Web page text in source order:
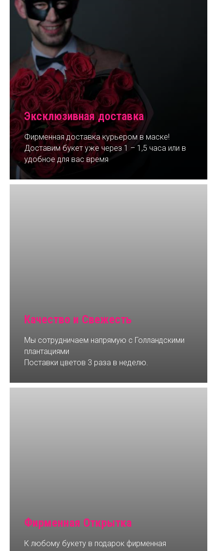
Эксклюзивная доставка
Фирменная доставка курьером в маске!
Доставим букет уже через 1 – 1,5 часа или в
удобное для вас время
Качество и Свежесть
Мы сотрудничаем напрямую с Голландскими
плантациями
Поставки цветов 3 раза в неделю.
Фирменная Открытка
К любому букету в подарок фирменная